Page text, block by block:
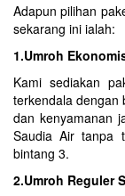
Adapun pilihan
sekarang ini ialah:
1.Umroh
Kami sediakan
terkendala dengan
dan kenyamanan
Saudia Air tanpa
bintang 3.
2.Umroh Reguler